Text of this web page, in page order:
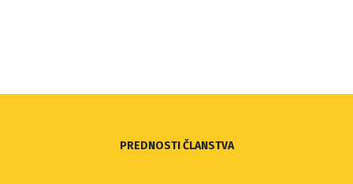
PREDNOSTI ČLANSTVA